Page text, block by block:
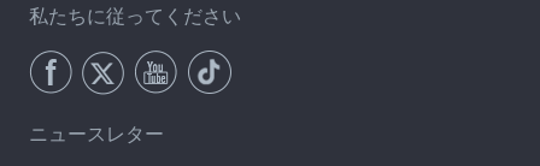
私たちに従ってください
ニュースレター